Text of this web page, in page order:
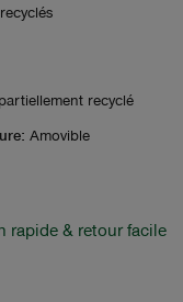
recyclé
: Amovible
rapide & retour facile